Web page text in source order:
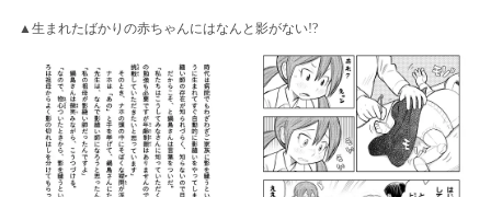
▲生まれたばかりの赤ちゃんにはなんと影がない!?